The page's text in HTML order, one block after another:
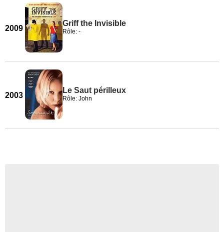
2009
Griff the Invisible
Rôle: -
2003
Le Saut périlleux
Rôle: John